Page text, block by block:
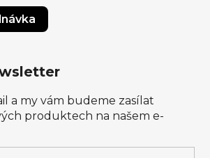
a my vám budeme zasílat
produktech na našem e-